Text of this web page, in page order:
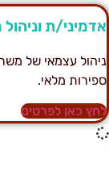
ת וניהול משרד |
עצמאי של
מלאי.
כאן לפרטים